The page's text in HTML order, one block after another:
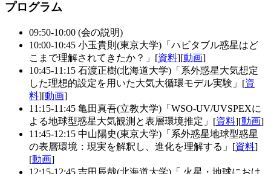
プログラム
09:50-10:00 (会の説明)
10:00-10:45 小玉貴則(東京大学)「ハビタブル惑星はど
こまで理解されてきたか？」[資料][動画]
10:45-11:15 石渡正樹(北海道大学)「系外惑星大気想定
した理想的設定を用いた大気大循環モデル実験」[資
料][動画]
11:15-11:45 亀田真吾(立教大学)「WSO-UV/UVSPEXに
よる地球型惑星大気観測と表層環境推定」[資料][動画]
11:45-12:15 中山陽史(東京大学)「系外惑星地球型惑星
の表層環境：現実を解釈し、進化を理解する」[資料]
[動画]
12:15-12:45 吉田辰哉(北海道大学)「 火星・地球におけ